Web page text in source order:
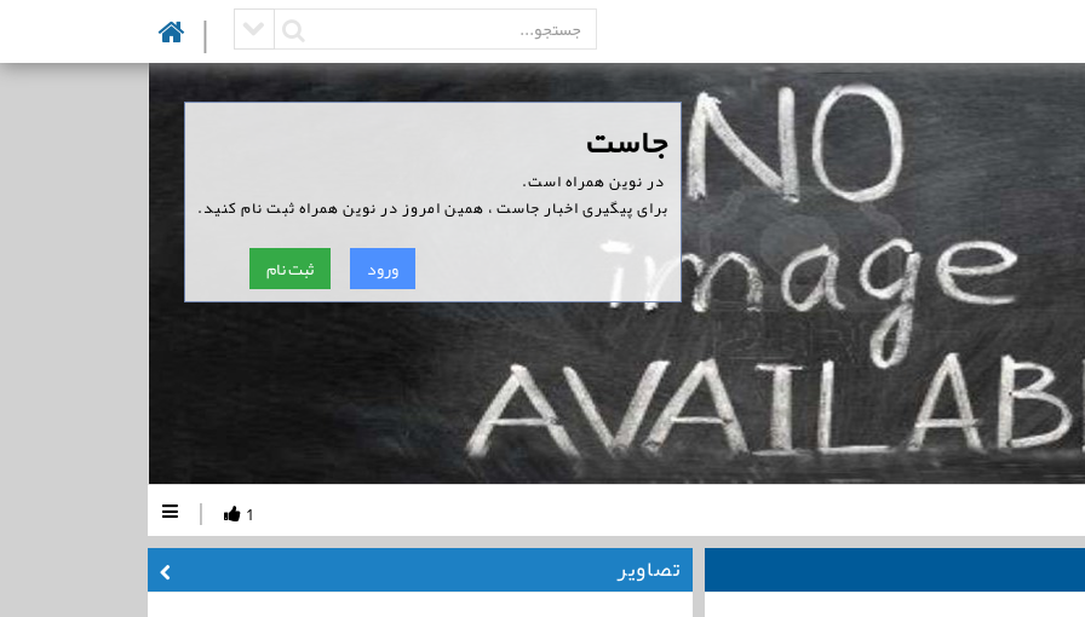
|
‏جاست
‏ در نوین همراه است.
برای پیگیری اخبار جاست ، همین امروز در نوین همراه ثبت نام کنید.
ورود ثبت نام
1
|
تصاویر